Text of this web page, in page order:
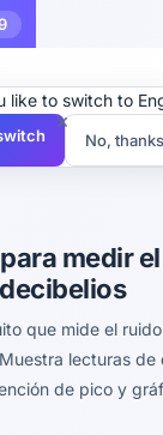
medir
decibelios
que mide el
lecturas de
de pico y
×
like to switch to
No, thanks